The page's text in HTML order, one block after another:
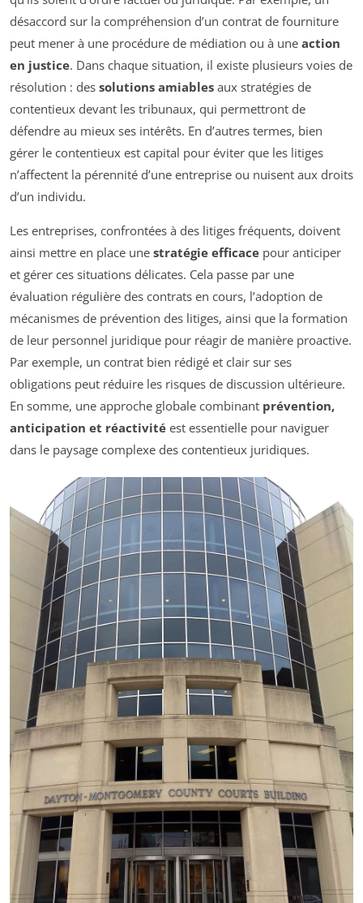
désaccord sur la compréhension d’un contrat de fourniture
peut mener à une procédure de médiation ou à une action
en justice. Dans chaque situation, il existe plusieurs voies de
résolution : des solutions amiables aux stratégies de
contentieux devant les tribunaux, qui permettront de
défendre au mieux ses intérêts. En d’autres termes, bien
gérer le contentieux est capital pour éviter que les litiges
n’affectent la pérennité d’une entreprise ou nuisent aux droits
d’un individu.
Les entreprises, confrontées à des litiges fréquents, doivent
ainsi mettre en place une stratégie efficace pour anticiper
et gérer ces situations délicates. Cela passe par une
évaluation régulière des contrats en cours, l’adoption de
mécanismes de prévention des litiges, ainsi que la formation
de leur personnel juridique pour réagir de manière proactive.
Par exemple, un contrat bien rédigé et clair sur ses
obligations peut réduire les risques de discussion ultérieure.
En somme, une approche globale combinant prévention,
anticipation et réactivité est essentielle pour naviguer
dans le paysage complexe des contentieux juridiques.